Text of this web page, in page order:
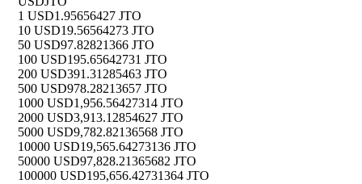
1 USD1.95656427 JTO
10 USD19.56564273 JTO
50 USD97.82821366 JTO
100 USD195.65642731 JTO
200 USD391.31285463 JTO
500 USD978.28213657 JTO
1000 USD1,956.56427314 JTO
2000 USD3,913.12854627 JTO
5000 USD9,782.82136568 JTO
10000 USD19,565.64273136 JTO
50000 USD97,828.21365682 JTO
100000 USD195,656.42731364 JTO